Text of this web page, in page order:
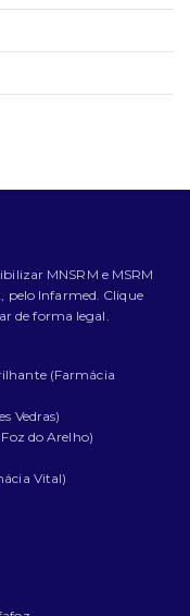
MNSRM e MSRM
pelo Infarmed. Clique
de forma legal.
(Farmácia
Vedras)
do Arelho)
Vital)